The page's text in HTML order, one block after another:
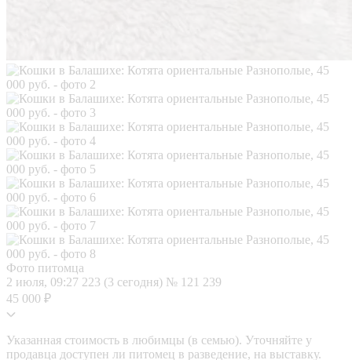
Фото питомца
2 июля, 09:27 223 (3 сегодня) № 121 239
45 000 ₽
Указанная стоимость в любимцы (в семью). Уточняйте у
продавца доступен ли питомец в разведение, на выставку.